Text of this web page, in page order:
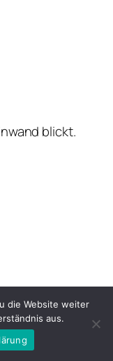
blickt.
die Website weiter
aus.